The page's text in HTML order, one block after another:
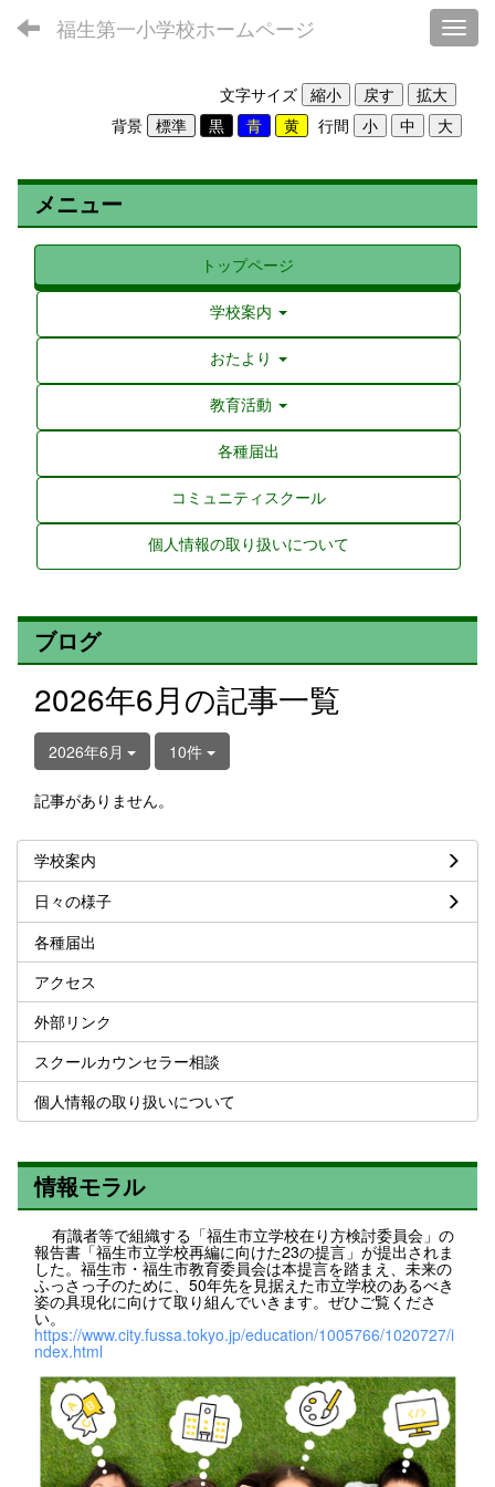
福生第一小学校ホームページ
文字サイズ
背景
行間
メニュー
トップページ
学校案内
おたより
教育活動
各種届出
コミュニティスクール
個人情報の取り扱いについて
ブログ
2026年6月の記事一覧
2026年6月 10件
記事がありません。
学校案内
日々の様子
各種届出
アクセス
外部リンク
スクールカウンセラー相談
個人情報の取り扱いについて
情報モラル
有識者等で組織する「福生市立学校在り方検討委員会」の
報告書「福生市立学校再編に向けた23の提言」が提出されま
した。福生市・福生市教育委員会は本提言を踏まえ、未来の
ふっさっ子のために、50年先を見据えた市立学校のあるべき
姿の具現化に向けて取り組んでいきます。ぜひご覧くださ
い。
https://www.city.fussa.tokyo.jp/education/1005766/1020727/i
ndex.html